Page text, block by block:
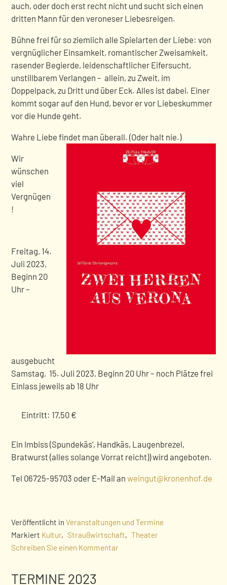
auch, oder doch erst recht nicht und sucht sich einen
dritten Mann für den veroneser Liebesreigen.
Bühne frei für so ziemlich alle Spielarten der Liebe: von
vergnüglicher Einsamkeit, romantischer Zweisamkeit,
rasender Begierde, leidenschaftlicher Eifersucht,
unstillbarem Verlangen – allein, zu Zweit, im
Doppelpack, zu Dritt und über Eck. Alles ist dabei. Einer
kommt sogar auf den Hund, bevor er vor Liebeskummer
vor die Hunde geht.
Wahre Liebe findet man überall. (Oder halt nie.)
Wir
wünschen
viel
Vergnügen
!
Freitag, 14.
Juli 2023,
Beginn 20
Uhr –
ausgebucht
Samstag, 15. Juli 2023, Beginn 20 Uhr – noch Plätze frei
Einlass jeweils ab 18 Uhr
Eintritt: 17,50 €
Ein Imbiss (Spundekäs‘, Handkäs, Laugenbrezel,
Bratwurst (alles solange Vorrat reicht)) wird angeboten.
Tel 06725-95703 oder E-Mail anweingut@kronenhof.de
Veröffentlicht inVeranstaltungen und Termine
Markiert Kultur, Straußwirtschaft, Theater
Schreiben Sie einen Kommentar
TERMINE 2023